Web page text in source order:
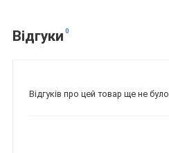
Відгуки 0
Відгуків про цей товар ще не було.